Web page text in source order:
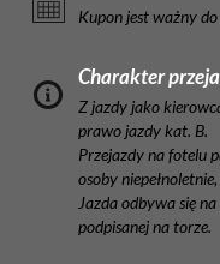
Kupon jest ważny
Charakter
Z jazdy jako
prawo jazdy kat. B.
Przejazdy na fotelu
osoby
Jazda odbywa się
podpisanej na torze.